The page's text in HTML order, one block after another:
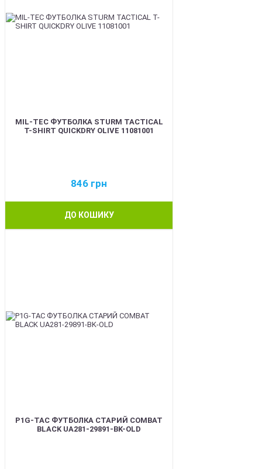
MIL-TEC ФУТБОЛКА STURM TACTICAL
T-SHIRT QUICKDRY OLIVE 11081001
846 грн
ДО КОШИКУ
P1G-TAC ФУТБОЛКА СТАРИЙ COMBAT
BLACK UA281-29891-BK-OLD